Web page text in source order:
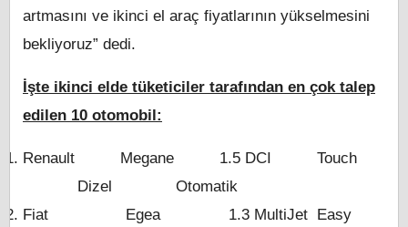
artmasını ve ikinci el araç fiyatlarının yükselmesini
bekliyoruz” dedi.
İşte ikinci elde tüketiciler tarafından en çok talep
edilen 10 otomobil:
Renault Megane 1.5 DCI Touch
Dizel Otomatik
Fiat Egea 1.3 MultiJet Easy